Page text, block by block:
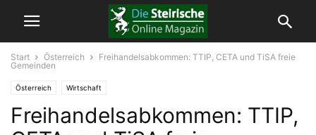
Start Österreich
Freihandelsabkommen: TTIP, CETA und TiSA freie
Gemeinden
Österreich Wirtschaft
Freihandelsabkommen: TTIP,